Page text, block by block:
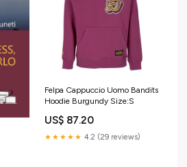
Felpa Cappuccio Uomo Bandits
Hoodie Burgundy Size:S
US$ 87.20
★★★★★ 4.2 (29 reviews)